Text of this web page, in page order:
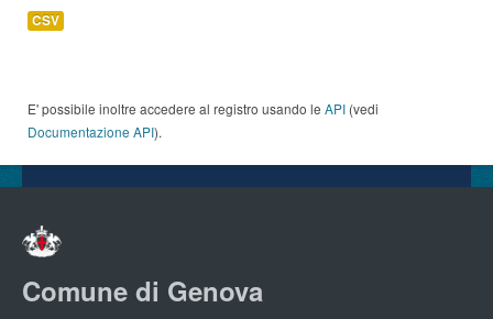
CSV
E' possibile inoltre accedere al registro usando le API (vedi
Documentazione API).
Comune di Genova